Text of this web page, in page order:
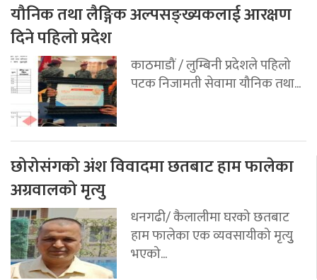
यौनिक तथा लैङ्गिक अल्पसङ्ख्यकलाई आरक्षण
दिने पहिलो प्रदेश
काठमाडौं / लुम्बिनी प्रदेशले पहिलो
पटक निजामती सेवामा यौनिक तथा...
छोरोसंगको अंश विवादमा छतबाट हाम फालेका
अग्रवालको मृत्यु
धनगढी/ कैलालीमा घरको छतबाट
हाम फालेका एक व्यवसायीको मृत्युु
भएको...